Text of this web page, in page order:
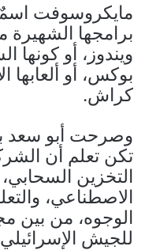
مايكروسوفت
برامجها الشهيرة
ويندوز، أو كونها
بوكس، أو ألعابها
كراش.
وصرحت أبو سعد
تكن تعلم أن
التخزين
الاصطناعي،
الوجوه، من بين
للجيش